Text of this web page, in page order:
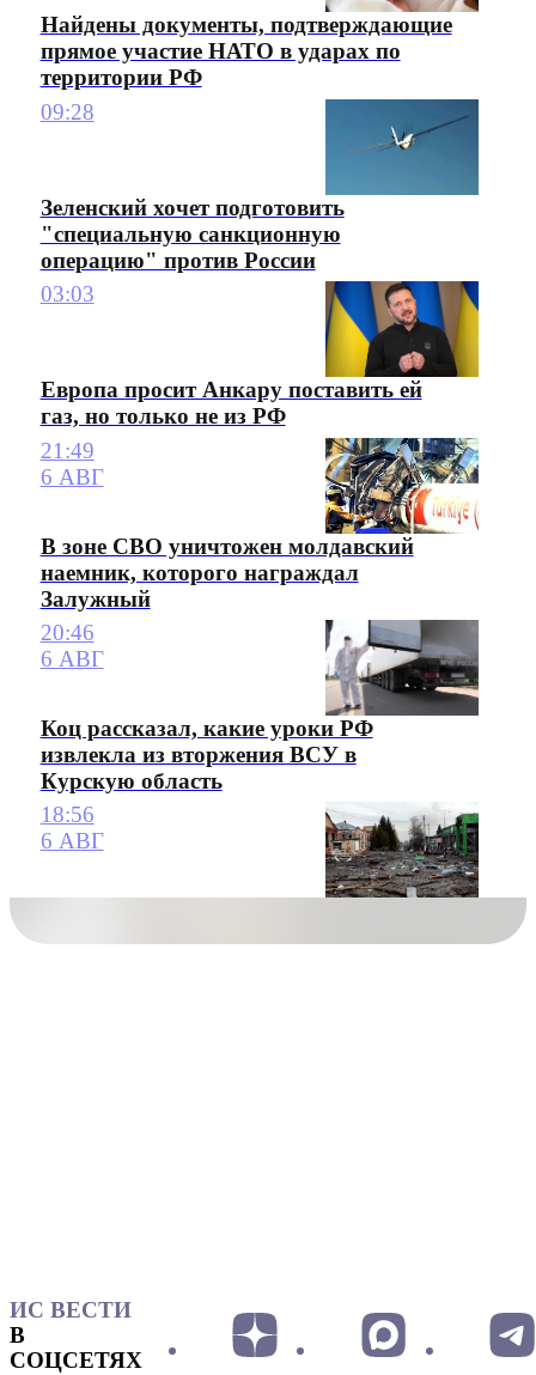
Найдены документы, подтверждающие
прямое участие НАТО в ударах по
территории РФ
09:28
Зеленский хочет подготовить
"специальную санкционную
операцию" против России
03:03
Европа просит Анкару поставить ей
газ, но только не из РФ
21:49
6 АВГ
В зоне СВО уничтожен молдавский
наемник, которого награждал
Залужный
20:46
6 АВГ
Коц рассказал, какие уроки РФ
извлекла из вторжения ВСУ в
Курскую область
18:56
6 АВГ
ИС ВЕСТИ
В
СОЦСЕТЯХ